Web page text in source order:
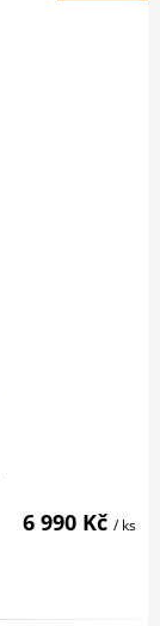
6 990 Kč / ks